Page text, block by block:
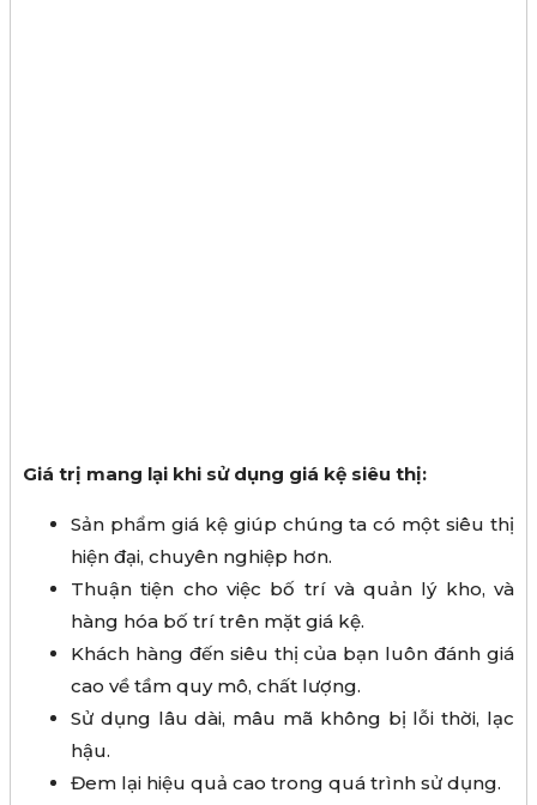
Giá trị mang lại khi sử dụng giá kệ siêu thị:
Sản phẩm giá kệ giúp chúng ta có một siêu thị
hiện đại, chuyên nghiệp hơn.
Thuận tiện cho việc bố trí và quản lý kho, và
hàng hóa bố trí trên mặt giá kệ.
Khách hàng đến siêu thị của bạn luôn đánh giá
cao về tầm quy mô, chất lượng.
Sử dụng lâu dài, mâu mã không bị lỗi thời, lạc
hậu.
Đem lại hiệu quả cao trong quá trình sử dụng.